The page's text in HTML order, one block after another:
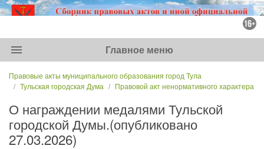
menu Главное меню
Правовые акты муниципального образования город Тула
Тульская городская Дума
Правовой акт ненормативного характера
О награждении медалями Тульской
городской Думы.(опубликовано
27.03.2026)